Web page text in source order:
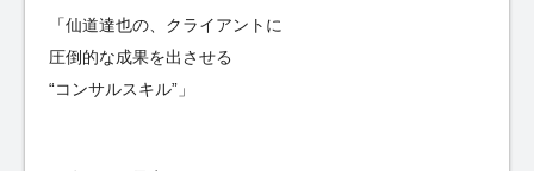
「仙道達也の、クライアントに
圧倒的な成果を出させる
“コンサルスキル”」